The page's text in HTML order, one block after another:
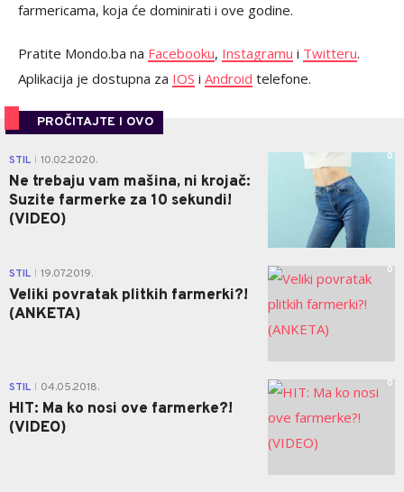
farmericama, koja će dominirati i ove godine.
Pratite Mondo.ba na Facebooku, Instagramu i Twitteru.
Aplikacija je dostupna za IOS i Android telefone.
PROČITAJTE I OVO
STIL 10.02.2020.
Ne trebaju vam mašina, ni krojač:
Suzite farmerke za 10 sekundi!
(VIDEO)
0
STIL 19.07.2019.
Veliki povratak plitkih farmerki?!
(ANKETA)
0
STIL 04.05.2018.
HIT: Ma ko nosi ove farmerke?!
(VIDEO)
0